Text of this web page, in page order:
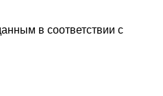
в соответствии с